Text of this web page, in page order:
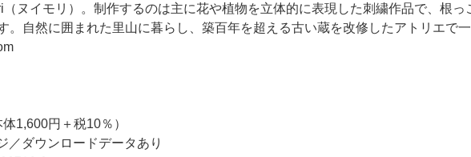
ヌイモリ）。制作するのは主に花や植物を立体的に表現した刺繍作品で、根っ
。自然に囲まれた里山に暮らし、築百年を超える古い蔵を改修したアトリエで一
1,600円＋税10％）
／ダウンロードデータあり